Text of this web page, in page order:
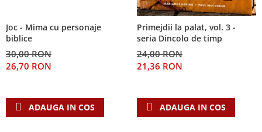
Joc - Mima cu personaje
biblice
30,00 RON
26,70 RON
ADAUGA IN COS
Primejdii la palat, vol. 3 -
seria Dincolo de timp
24,00 RON
21,36 RON
ADAUGA IN COS